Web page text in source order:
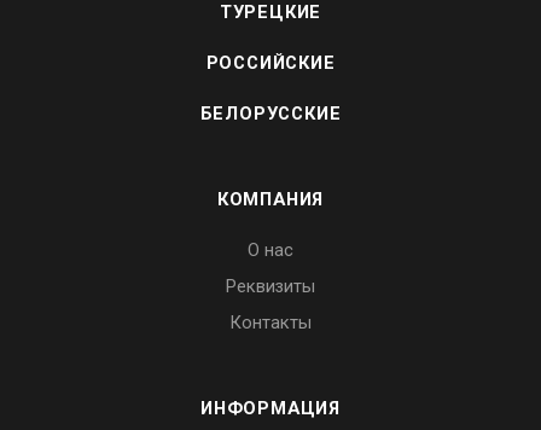
ТУРЕЦКИЕ
РОССИЙСКИЕ
БЕЛОРУССКИЕ
КОМПАНИЯ
О нас
Реквизиты
Контакты
ИНФОРМАЦИЯ